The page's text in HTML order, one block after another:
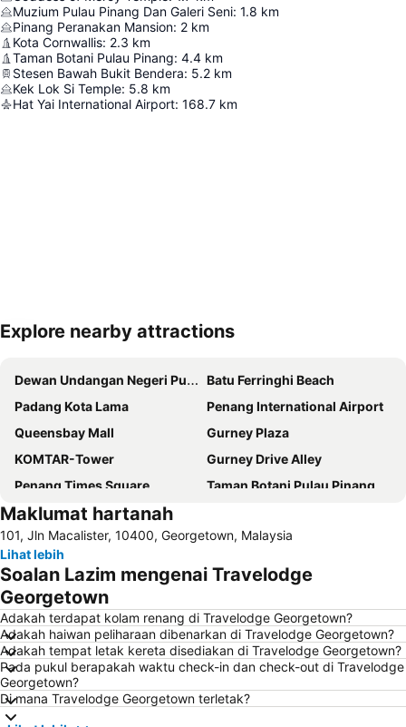
Muzium Pulau Pinang Dan Galeri Seni: 1.8 km
Pinang Peranakan Mansion: 2 km
Kota Cornwallis: 2.3 km
Taman Botani Pulau Pinang: 4.4 km
Stesen Bawah Bukit Bendera: 5.2 km
Kek Lok Si Temple: 5.8 km
Hat Yai International Airport: 168.7 km
Kembangkan peta
Explore nearby attractions
Dewan Undangan Negeri Pulau Pinang
Batu Ferringhi Beach
Padang Kota Lama
Penang International Airport
Queensbay Mall
Gurney Plaza
KOMTAR-Tower
Gurney Drive Alley
Penang Times Square
Taman Botani Pulau Pinang
Penang Hill
Town Hall
Straits Quay Marina Mall
Kek Lok Si
Masjid Kapitan Keling
Muzium dan Galeri Seni Negeri Pulau Pinang
Pinang Peranakan Mansion
Toy Museum
Perbaungan
Cheong Fatt Tze Mansion
Fort Cornwallis
ABN-Amro Bank Building
Penang Butterfly Farm
Wat Dhammikarama
Maklumat hartanah
101, Jln Macalister, 10400, Georgetown, Malaysia
Lihat lebih
Soalan Lazim mengenai Travelodge
Georgetown
Adakah terdapat kolam renang di Travelodge Georgetown?
Adakah haiwan peliharaan dibenarkan di Travelodge Georgetown?
Adakah tempat letak kereta disediakan di Travelodge Georgetown?
Pada pukul berapakah waktu check-in dan check-out di Travelodge
Georgetown?
Di mana Travelodge Georgetown terletak?